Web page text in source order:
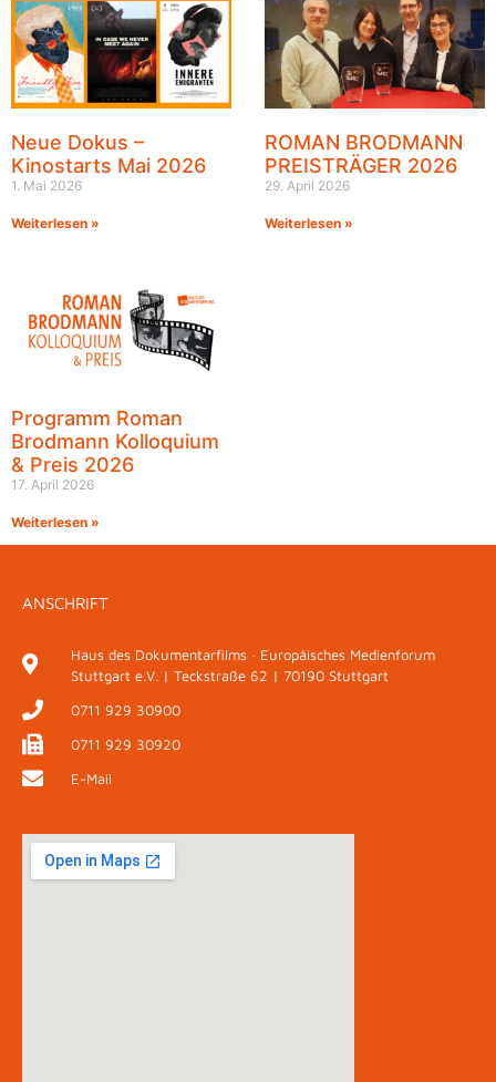
Neue Dokus –
Kinostarts Mai 2026
1. Mai 2026
Weiterlesen »
ROMAN BRODMANN
PREISTRÄGER 2026
29. April 2026
Weiterlesen »
Programm Roman
Brodmann Kolloquium
& Preis 2026
17. April 2026
Weiterlesen »
ANSCHRIFT
Haus des Dokumentarfilms · Europäisches Medienforum
Stuttgart e.V. | Teckstraße 62 | 70190 Stuttgart
0711 929 30900
0711 929 30920
E-Mail